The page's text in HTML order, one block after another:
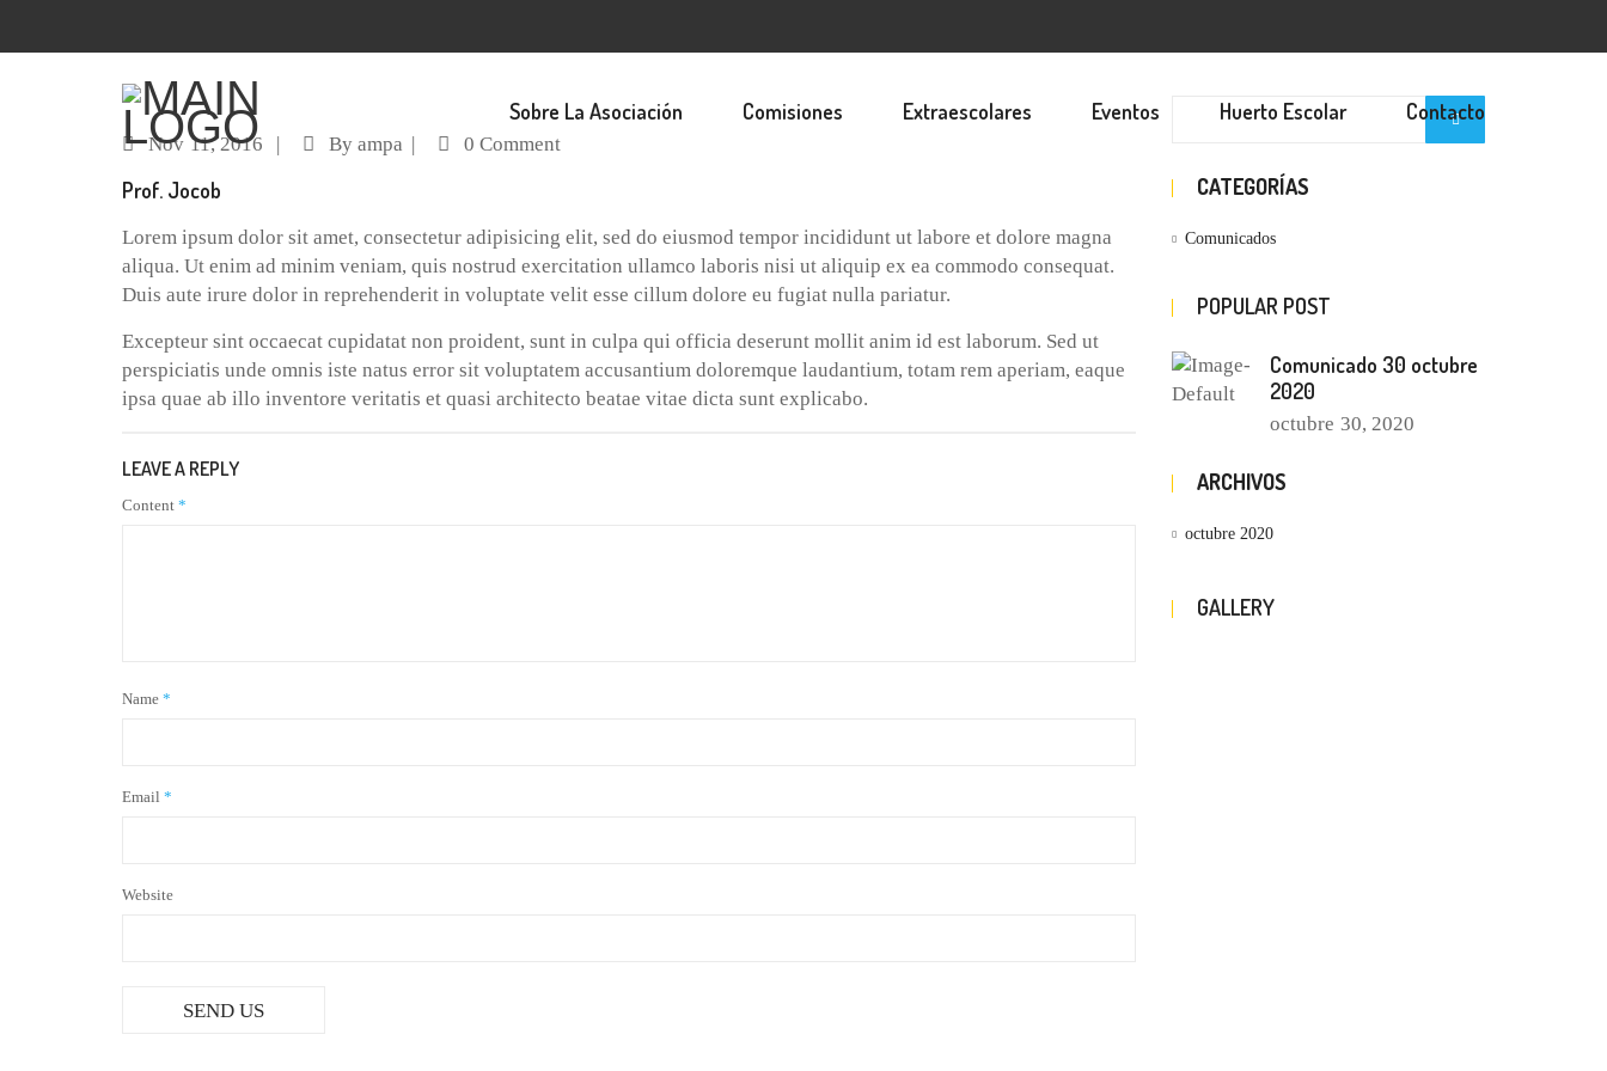
Sobre La Asociación Comisiones Extraescolares Eventos Huerto Escolar Contacto
Nov 11, 2016 By ampa 0 Comment
Prof. Jocob
Lorem ipsum dolor sit amet, consectetur adipisicing elit, sed do eiusmod tempor incididunt ut labore et dolore magna
aliqua. Ut enim ad minim veniam, quis nostrud exercitation ullamco laboris nisi ut aliquip ex ea commodo consequat.
Duis aute irure dolor in reprehenderit in voluptate velit esse cillum dolore eu fugiat nulla pariatur.
Excepteur sint occaecat cupidatat non proident, sunt in culpa qui officia deserunt mollit anim id est laborum. Sed ut
perspiciatis unde omnis iste natus error sit voluptatem accusantium doloremque laudantium, totam rem aperiam, eaque
ipsa quae ab illo inventore veritatis et quasi architecto beatae vitae dicta sunt explicabo.
LEAVE A REPLY
Content *
Name *
Email *
Website
CATEGORÍAS
Comunicados
POPULAR POST
Comunicado 30 octubre
2020
octubre 30, 2020
ARCHIVOS
octubre 2020
GALLERY